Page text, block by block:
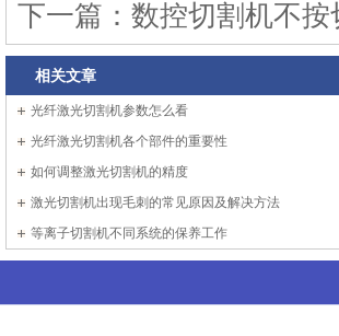
下一篇： 数控切割机不
相关文章
光纤激光切割机参数怎么看
光纤激光切割机各个部件的重要性
如何调整激光切割机的精度
激光切割机出现毛刺的常见原因及解决方法
等离子切割机不同系统的保养工作